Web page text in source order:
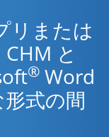
リまたは
と
® Word
式の間